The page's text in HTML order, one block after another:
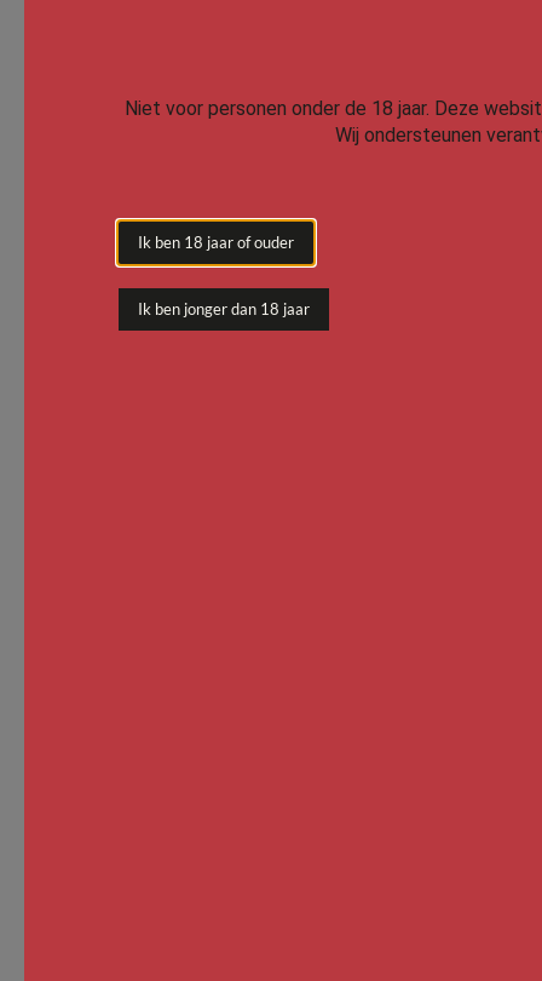
Niet voor personen onder de 18 jaar. Deze
Wij ondersteunen
Ik ben 18 jaar of ouder
Ik ben jonger dan 18 jaar